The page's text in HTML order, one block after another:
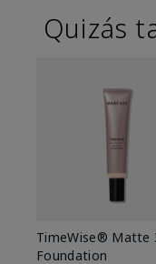
Quizás
TimeWise® Matte
Foundation